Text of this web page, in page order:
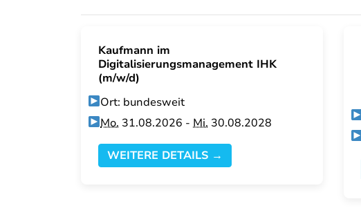
Kaufmann im
Digitalisierungsmanagement IHK
(m/w/d)
Ort: bundesweit
Mo. 31.08.2026 -Mi. 30.08.2028
WEITERE DETAILS →